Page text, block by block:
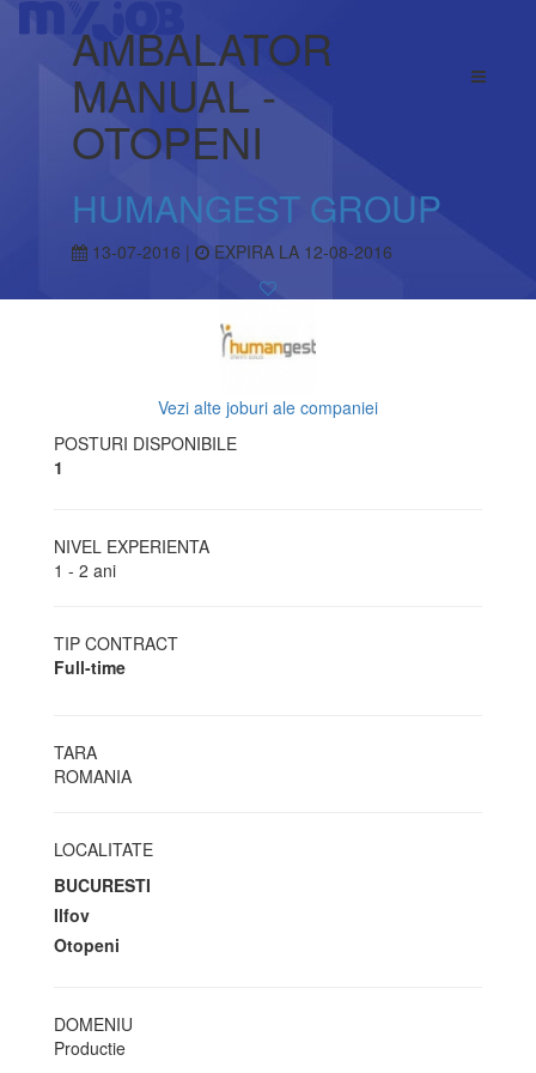
AMBALATOR
MANUAL -
OTOPENI
HUMANGEST GROUP
13-07-2016 | EXPIRA LA 12-08-2016
Vezi alte joburi ale companiei
POSTURI DISPONIBILE
1
NIVEL EXPERIENTA
1 - 2 ani
TIP CONTRACT
Full-time
TARA
ROMANIA
LOCALITATE
BUCURESTI
Ilfov
Otopeni
DOMENIU
Productie